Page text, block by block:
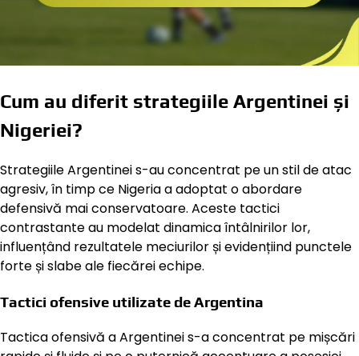
Cum au diferit strategiile Argentinei și
Nigeriei?
Strategiile Argentinei s-au concentrat pe un stil de atac
agresiv, în timp ce Nigeria a adoptat o abordare
defensivă mai conservatoare. Aceste tactici
contrastante au modelat dinamica întâlnirilor lor,
influențând rezultatele meciurilor și evidențiind punctele
forte și slabe ale fiecărei echipe.
Tactici ofensive utilizate de Argentina
Tactica ofensivă a Argentinei s-a concentrat pe mișcări